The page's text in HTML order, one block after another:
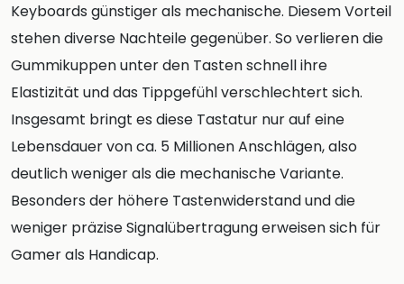
Keyboards günstiger als mechanische. Diesem Vorteil
stehen diverse Nachteile gegenüber. So verlieren die
Gummikuppen unter den Tasten schnell ihre
Elastizität und das Tippgefühl verschlechtert sich.
Insgesamt bringt es diese Tastatur nur auf eine
Lebensdauer von ca. 5 Millionen Anschlägen, also
deutlich weniger als die mechanische Variante.
Besonders der höhere Tastenwiderstand und die
weniger präzise Signalübertragung erweisen sich für
Gamer als Handicap.